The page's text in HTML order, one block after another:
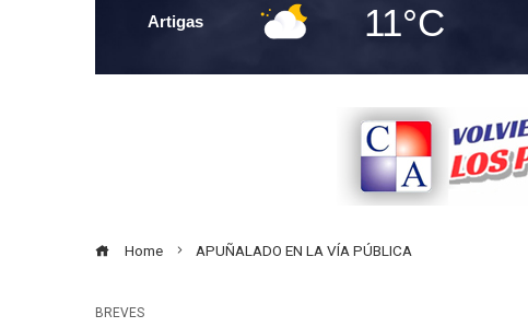
Artigas 11°C
Home APUÑALADO EN LA VÍA PÚBLICA
BREVES